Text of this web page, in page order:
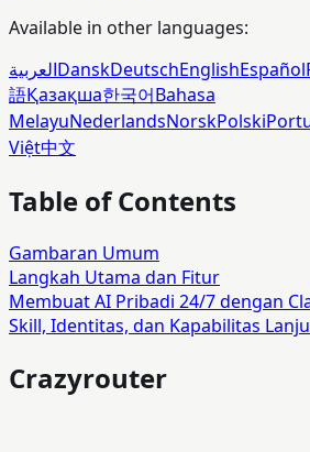
Available in other languages:
العربيةDanskDeutschEnglishEspañol
語Қазақша한국어Bahasa
MelayuNederlandsNorskPolski
Việt中文
Table of Contents
Gambaran Umum
Langkah Utama dan Fitur
Membuat AI Pribadi 24/7 dengan
Skill, Identitas, dan Kapabilitas
Crazyrouter